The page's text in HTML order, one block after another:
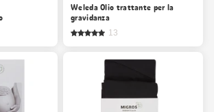
Weleda Olio trattante per la
gravidanza
13